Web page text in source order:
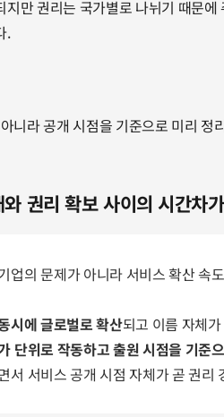
만 권리는 국가별로 나뉘기 때문
.
니라 공개 시점을 기준으로 미리
권리 확보 사이의 시간차
업의 문제가 아니라 서비스 확산 속
시에 글로벌로 확산되고 이름 자체
단위로 작동하고 출원 시점을 기준
서 서비스 공개 시점 자체가 곧 권